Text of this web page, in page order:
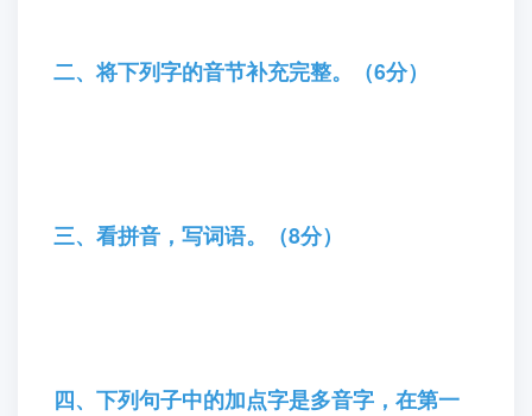
二、将下列字的音节补充完整。（6分）
三、看拼音，写词语。（8分）
四、下列句子中的加点字是多音字，在第一